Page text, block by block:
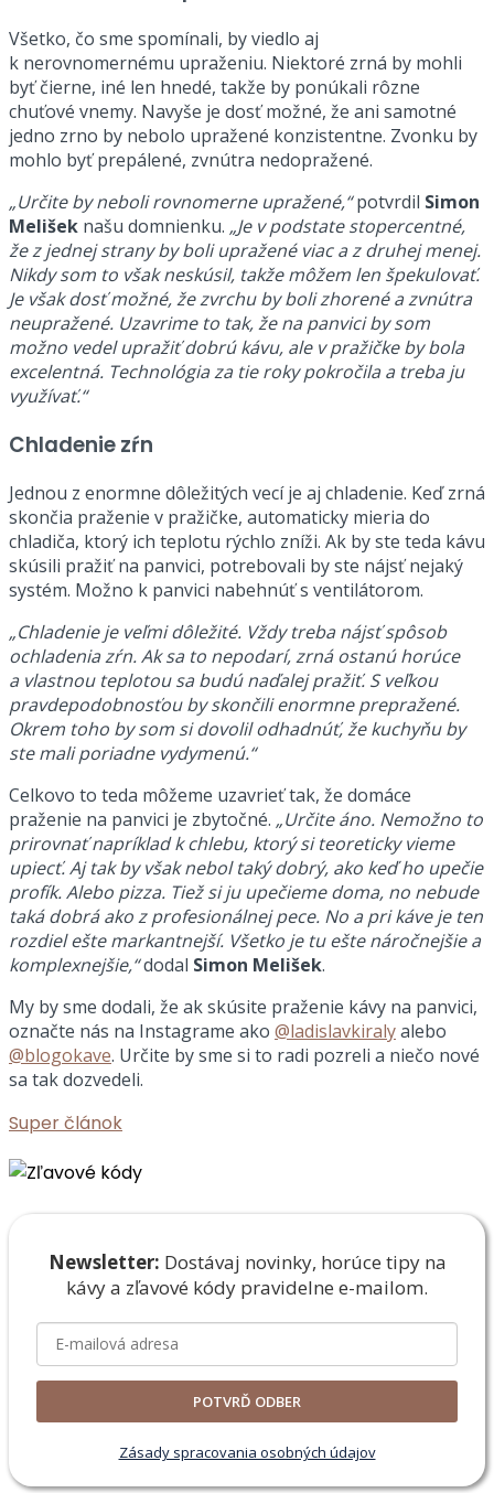
Všetko, čo sme spomínali, by viedlo aj
k nerovnomernému upraženiu. Niektoré zrná by mohli
byť čierne, iné len hnedé, takže by ponúkali rôzne
chuťové vnemy. Navyše je dosť možné, že ani samotné
jedno zrno by nebolo upražené konzistentne. Zvonku by
mohlo byť prepálené, zvnútra nedopražené.
„Určite by neboli rovnomerne upražené,“potvrdil Simon
Melišek našu domnienku. „Je v podstate stopercentné,
že z jednej strany by boli upražené viac a z druhej menej.
Nikdy som to však neskúsil, takže môžem len špekulovať.
Je však dosť možné, že zvrchu by boli zhorené a zvnútra
neupražené. Uzavrime to tak, že na panvici by som
možno vedel upražiť dobrú kávu, ale v pražičke by bola
excelentná. Technológia za tie roky pokročila a treba ju
využívať.“
Chladenie zŕn
Jednou z enormne dôležitých vecí je aj chladenie. Keď zrná
skončia praženie v pražičke, automaticky mieria do
chladiča, ktorý ich teplotu rýchlo zníži. Ak by ste teda kávu
skúsili pražiť na panvici, potrebovali by ste nájsť nejaký
systém. Možno k panvici nabehnúť s ventilátorom.
„Chladenie je veľmi dôležité. Vždy treba nájsť spôsob
ochladenia zŕn. Ak sa to nepodarí, zrná ostanú horúce
a vlastnou teplotou sa budú naďalej pražiť. S veľkou
pravdepodobnosťou by skončili enormne prepražené.
Okrem toho by som si dovolil odhadnúť, že kuchyňu by
ste mali poriadne vydymenú.“
Celkovo to teda môžeme uzavrieť tak, že domáce
praženie na panvici je zbytočné. „Určite áno. Nemožno to
prirovnať napríklad k chlebu, ktorý si teoreticky vieme
upiecť. Aj tak by však nebol taký dobrý, ako keď ho upečie
profík. Alebo pizza. Tiež si ju upečieme doma, no nebude
taká dobrá ako z profesionálnej pece. No a pri káve je ten
rozdiel ešte markantnejší. Všetko je tu ešte náročnejšie a
komplexnejšie,“dodal Simon Melišek.
My by sme dodali, že ak skúsite praženie kávy na panvici,
označte nás na Instagrame ako @ladislavkiralyalebo
@blogokave. Určite by sme si to radi pozreli a niečo nové
sa tak dozvedeli.
Super článok
Newsletter: Dostávaj novinky, horúce tipy na
kávy a zľavové kódy pravidelne e-mailom.
POTVRĎ ODBER
Zásady spracovania osobných údajov